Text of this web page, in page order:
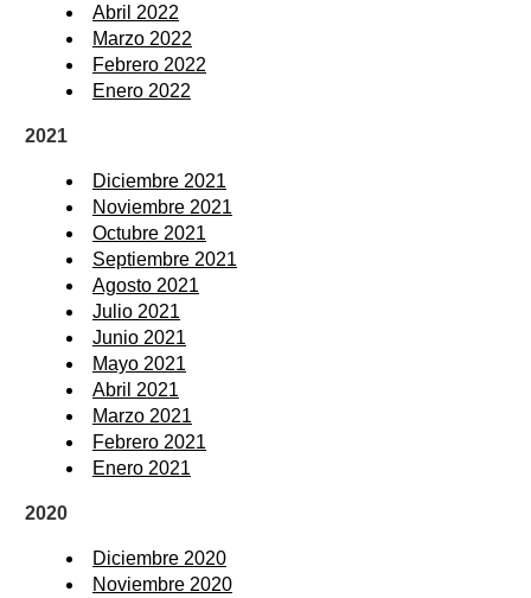
Abril 2022
Marzo 2022
Febrero 2022
Enero 2022
2021
Diciembre 2021
Noviembre 2021
Octubre 2021
Septiembre 2021
Agosto 2021
Julio 2021
Junio 2021
Mayo 2021
Abril 2021
Marzo 2021
Febrero 2021
Enero 2021
2020
Diciembre 2020
Noviembre 2020